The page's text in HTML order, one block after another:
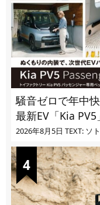
騒音ゼロで年中
最新EV「Kia
2026年8月5日 TEXT: ソ